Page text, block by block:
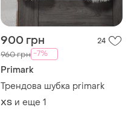
900 грн 24
960 грн -7%
Primark
Трендова шубка primark
ХS и еще 1